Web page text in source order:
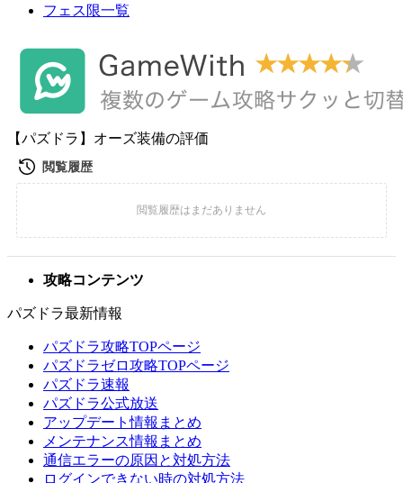
フェス限一覧
【パズドラ】オーズ装備の評価
攻略コンテンツ
パズドラ最新情報
パズドラ攻略TOPページ
パズドラゼロ攻略TOPページ
パズドラ速報
パズドラ公式放送
アップデート情報まとめ
メンテナンス情報まとめ
通信エラーの原因と対処方法
ログインできない時の対処方法